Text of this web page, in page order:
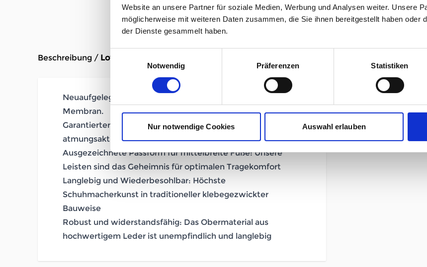
Website an unsere Partner für soziale Medien, Werbung und Analysen weiter. Unsere
möglicherweise mit weiteren Daten zusammen, die Sie ihnen bereitgestellt haben oder
der Dienste gesammelt haben.
Einwilligungsauswahl
Notwendig
Präferenzen Statistiken
Nur notwendige Cookies Auswahl erlauben
Beschreibung / Lowa Lady Light Evo GTX Damen navy peach
Neuaufgelegter Trekking-Klassiker mit GORE TEX-
Membran.
Garantierter Wetterschutz: wasserdicht, winddicht und
atmungsaktiv dank GORE-TEX Membrane
Ausgezeichnete Passform für mittelbreite Füße: Unsere
Leisten sind das Geheimnis für optimalen Tragekomfort
Langlebig und Wiederbesohlbar: Höchste
Schuhmacherkunst in traditioneller klebegezwickter
Bauweise
Robust und widerstandsfähig: Das Obermaterial aus
hochwertigem Leder ist unempfindlich und langlebig
Hersteller
Herstellerdetails